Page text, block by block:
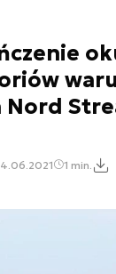
1 min.